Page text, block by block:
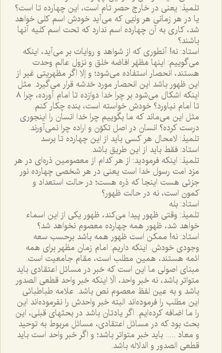
تلميذ: يعنى در خارج حصر تام است، اين چهارده تا است؟
يا در هر زمانى هر وليّى که مى‌آيد خودش اسم کلى خواهد
شد، کارى به آن چهارده اسم ندارد که تحت اسم کليه آنها
باشند؟
استاد: نه! آنطورى که از شواهد و روايات بر مى‌آيد، اينکه
مى‌گوييم: اينها مَظهَر افاضه خلق و نزول عالم وحدت
هستند، انحصار استفاده مى‌شود؛ و إلا اگر مظهريتى غير از
اين ظهور باشد اين انحصار مورد خدشه قرار مى‌گيرد. مثل
اينکه اشکال مى‌شود بر چرا خدا دوازده تا امام آورده، چرا ٨
تا امام نياورد؟ خودش خواسته است، بنده چکار کنم.
مثل اين مى‌ماند که ما بگوييم چرا خدا انسان را اينجورى
درست کرده؟ انسان در اصل تکوّن و اراده چرا نمى‌آورند.
تلميذ: لامحال هر کسى بايد از اين چهارده تا برسد
استاد: فقط بايد از اين طريق باشد.
تلميذ: اينکه فرموديد: از هر کدام از معصومين ذره‌اى در هر
مزد امت رسول خدا است يعنى در هر شخصى چهارده نور
جزئى هست اينجا که ذره هست؛ در حالت استعداد و
کمون است، نه در حالت ظهور؟
استاد: بله
تلميذ: وقتى ظهور پيدا مى‌کند، ظهور يکى از اين اسماء
خواهد شد، ظهور همه چهارده معصوم نخواهد شد؟
استاد: نه! ممکن است ظهور همه باشد برحسب سعه
وجودى خودش. اينکه داريم: امام زمان مظهر براى همه
ائمه هستند، همين مطلب است، مقام جامعيت است.
مبناى اصولى ما اين است که خبر در مسائل اعتقادى بايد
متواتر باشد، نه خبر واحد، الّا اينکه خبر واحد قطعى الصدور
باشد و به عين لفظ معصوم نص باشد. علامه طباطبائى
اين مطلب را فرموده‌اند البته خبر واحدش را نفرموده‌اند اين
را ما اضافه کرده‌ايم. اگر يادتان باشد در بحثهاى قبلى، اين
بحث بود که در مسائل اعتقادى، مسائل مربوط به توحيد
و معاد ..... بايد خبر متواتر باشد؛ و اگر خبر واحد است بايد
قطعى الصدور و الدلاله باشد.